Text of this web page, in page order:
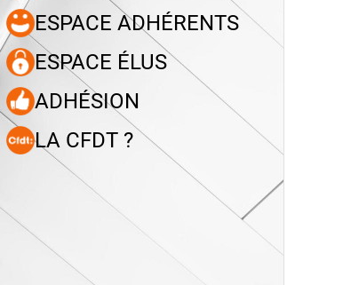
ESPACE ADHÉRENTS
ESPACE ÉLUS
ADHÉSION
LA CFDT ?